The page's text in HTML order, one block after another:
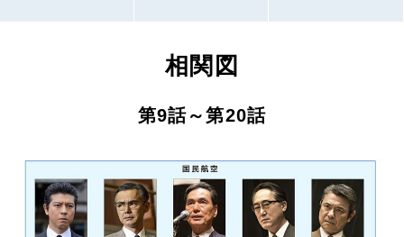
相関図
第9話～第20話